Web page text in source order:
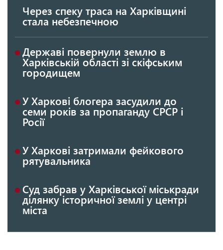
Через спеку траса на Харківщині
стала небезпечною
Державі повернули землю в
Харківській області зі скіфським
городищем
У Харкові блогера засудили до
семи років за пропаганду СРСР і
Росії
У Харкові затримали фейкового
рятувальника
Суд забрав у Харківської міськради
ділянку історичної землі у центрі
міста